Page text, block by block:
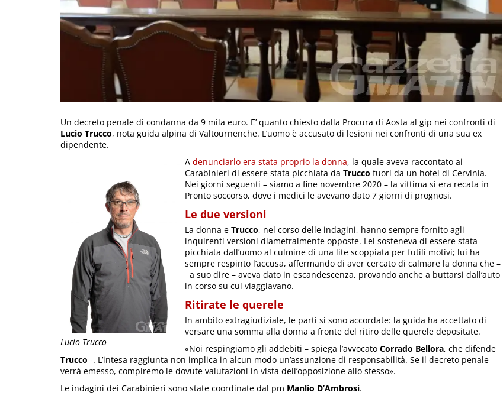
Un decreto penale di condanna da 9 mila euro. E’ quanto chiesto dalla Procura di Aosta al gip nei confronti di
Lucio Trucco, nota guida alpina di Valtournenche. L’uomo è accusato di lesioni nei confronti di una sua ex
dipendente.
Lucio Trucco
A denunciarlo era stata proprio la donna, la quale aveva raccontato ai
Carabinieri di essere stata picchiata da Trucco fuori da un hotel di Cervinia.
Nei giorni seguenti – siamo a fine novembre 2020 – la vittima si era recata in
Pronto soccorso, dove i medici le avevano dato 7 giorni di prognosi.
Le due versioni
La donna e Trucco, nel corso delle indagini, hanno sempre fornito agli
inquirenti versioni diametralmente opposte. Lei sosteneva di essere stata
picchiata dall’uomo al culmine di una lite scoppiata per futili motivi; lui ha
sempre respinto l’accusa, affermando di aver cercato di calmare la donna che –
a suo dire – aveva dato in escandescenza, provando anche a buttarsi dall’auto
in corso su cui viaggiavano.
Ritirate le querele
In ambito extragiudiziale, le parti si sono accordate: la guida ha accettato di
versare una somma alla donna a fronte del ritiro delle querele depositate.
«Noi respingiamo gli addebiti – spiega l’avvocato Corrado Bellora, che difende
Trucco -. L’intesa raggiunta non implica in alcun modo un’assunzione di responsabilità. Se il decreto penale
verrà emesso, compiremo le dovute valutazioni in vista dell’opposizione allo stesso».
Le indagini dei Carabinieri sono state coordinate dal pm Manlio D’Ambrosi.